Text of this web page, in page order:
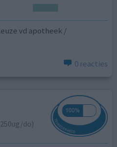
vd apotheek /
0 reacties
do)